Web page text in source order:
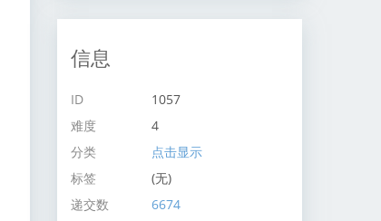
信息
ID
1057
难度
4
分类
点击显示
标签
(无)
递交数
6674